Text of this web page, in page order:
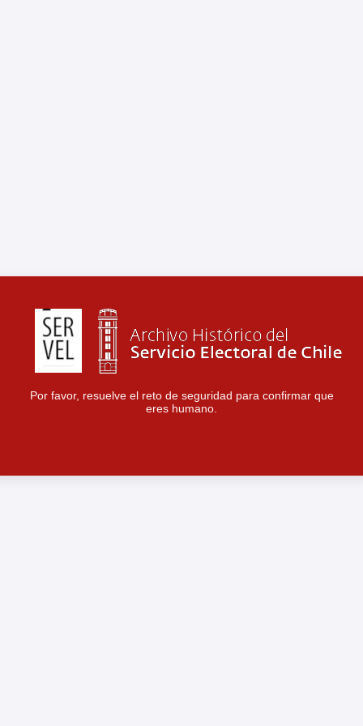
Por favor, resuelve el reto de seguridad para confirmar que
eres humano.